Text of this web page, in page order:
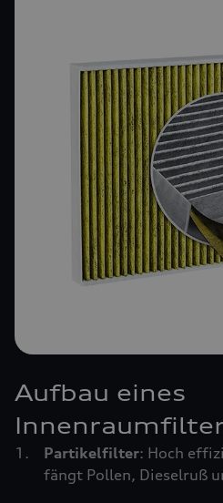
Aufbau eines
Partikelfilter: Hoch
fängt Pollen, Dieselruß